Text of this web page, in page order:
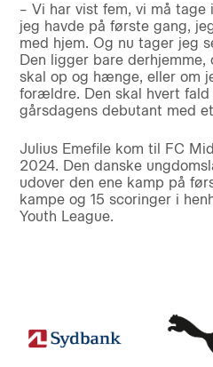
– Vi har vist fem, vi må
jeg havde på første gang,
med hjem. Og nu tager jeg
Den ligger bare derhjemme,
skal op og hænge, eller om
forældre. Den skal hvert
gårsdagens debutant med
Julius Emefile kom til FC
2024. Den danske
udover den ene kamp på
kampe og 15 scoringer i
Youth League.